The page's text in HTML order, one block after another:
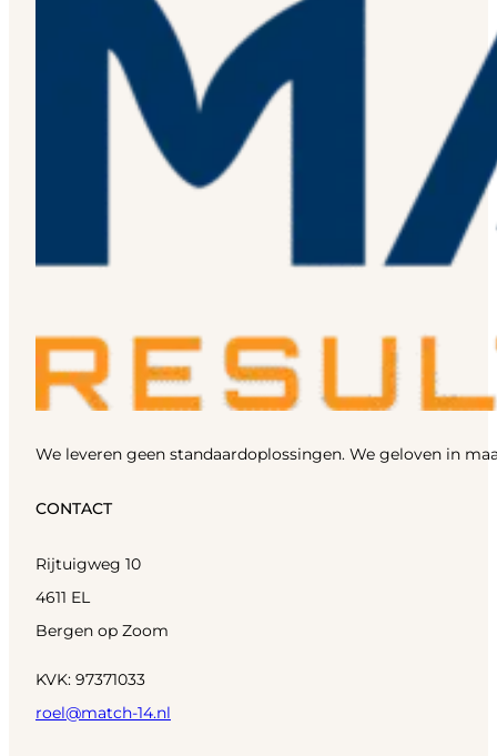
We leveren geen standaardoplossingen. We geloven in
CONTACT
Rijtuigweg 10
4611 EL
Bergen op Zoom
KVK: 97371033
roel@match-14.nl